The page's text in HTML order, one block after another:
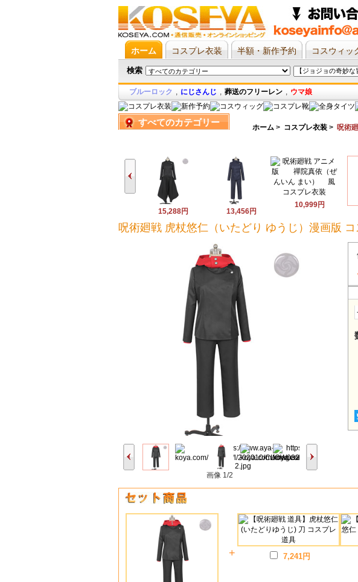
ホーム コスプレ衣装 半額・新作予約 コスウィッ
検索
ブルーロック , にじさんじ , 葬送のフリーレン , ウマ娘
すべてのカテゴリー ホーム > コスプレ衣装 > 呪術
15,288円 13,456円
10,999円
呪術廻戦 虎杖悠仁（いたどり ゆうじ）漫画版
画像 1/2
+ 7,241円